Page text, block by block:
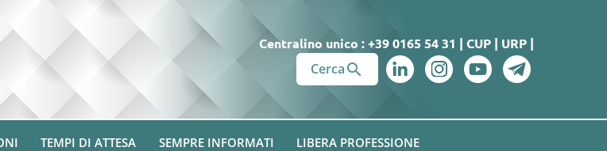
Centralino unico : +39 0165 54 31 | CUP | URP |
Cerca
TEMPI DI ATTESA SEMPRE INFORMATI
LIBERA PROFESSIONE